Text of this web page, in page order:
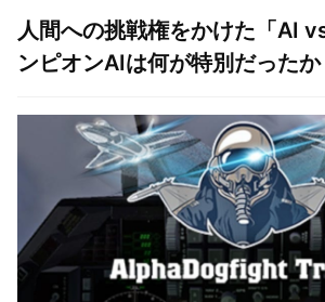
人間への挑戦権をかけた「AI
ンピオンAIは何が特別だったか